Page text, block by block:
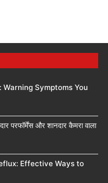
Symptoms You
परफॉर्मेंस और शानदार कैमरा वाला
Effective Ways to